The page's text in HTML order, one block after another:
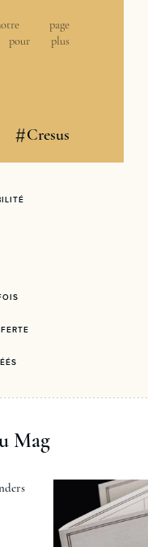
page
plus
#Cresus
Mag